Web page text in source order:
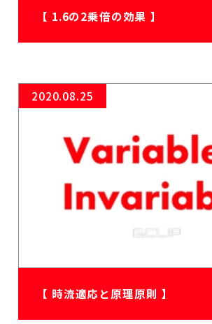
【 1.6の2乗倍の効果 】
2020.08.25
【 時流適応と原理原則 】